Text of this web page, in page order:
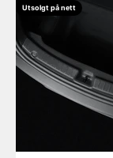
Utsolgt på nett